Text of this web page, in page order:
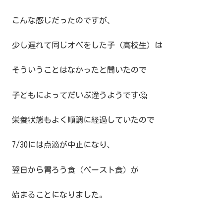
こんな感じだったのですが、
少し遅れて同じオペをした子（高校生）は
そういうことはなかったと聞いたので
子どもによってだいぶ違うようです🤔
栄養状態もよく順調に経過していたので
7/30には点滴が中止になり、
翌日から胃ろう食（ペースト食）が
始まることになりました。